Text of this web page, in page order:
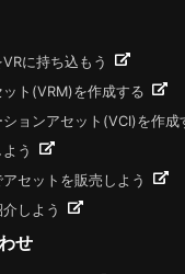
に持ち込もう
ト(VRM)を作成する
ョンアセット(VCI)を作成
う
セットを販売しよう
しよう
せ